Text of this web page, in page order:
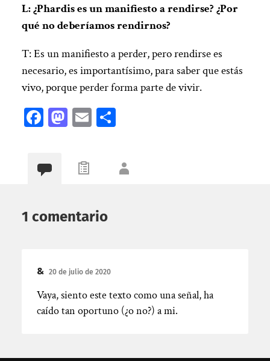
L: ¿Phardis es un manifiesto a rendirse? ¿Por
qué no deberíamos rendirnos?
T: Es un manifiesto a perder, pero rendirse es
necesario, es importantísimo, para saber que estás
vivo, porque perder forma parte de vivir.
Facebook
Mastodon
EmailCompartir
1 comentario
& 20 de julio de 2020
Vaya, siento este texto como una señal, ha
caído tan oportuno (¿o no?) a mi.